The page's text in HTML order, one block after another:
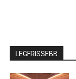
LEGFRISSEBB